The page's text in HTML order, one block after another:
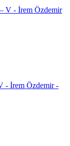
- İrem Özdemir -